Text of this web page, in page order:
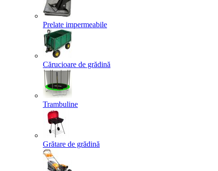
Prelate impermeabile
Cărucioare de grădină
Trambuline
Grătare de grădină